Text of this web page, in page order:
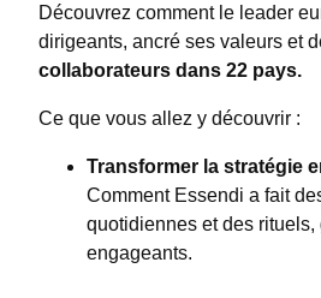
Découvrez comment le leader
dirigeants, ancré ses valeurs et
collaborateurs dans 22 pays.
Ce que vous allez y découvrir :
Transformer la stratégie
Comment Essendi a fait
quotidiennes et des
engageants.